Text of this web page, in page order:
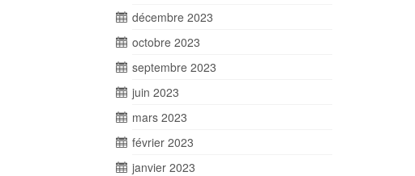
décembre 2023
octobre 2023
septembre 2023
juin 2023
mars 2023
février 2023
janvier 2023